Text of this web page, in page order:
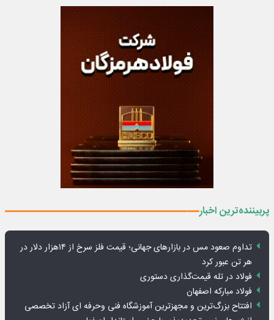
پربیننده‌ترین اخبار
تداوم صعود مس در بازارهای جهانی؛ قیمت فلز سرخ از ۱۴هزار دلار در
هر تن عبور کرد
فولاد در تله قیمت‌گذاری دستوری
فولاد مبارکه اصفهان
افتتاح بزرگ‌ترین و مجهزترین آموزشگاه فنی وحرفه ای آزاد تخصصی